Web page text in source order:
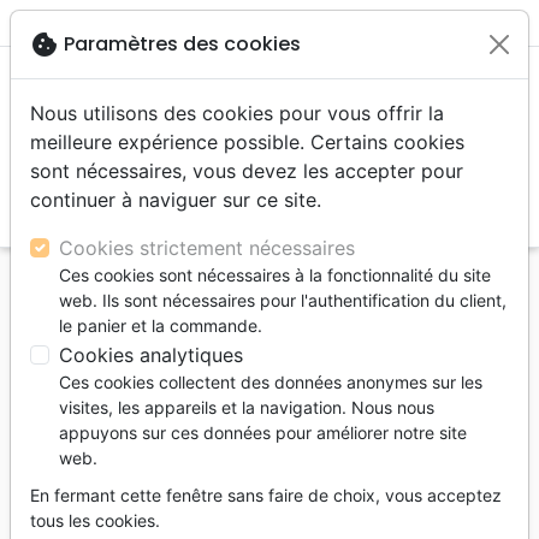
menu
Accueil Editeurs Christ Vous Appelle
Christ Vous Appelle
Liste des produits de l'éditeur
Filtrertune
Eschatologie, au-delà Edification
cookie Paramètres des cookies
Nous utilisons des cookies pour vous offrir la
meilleure expérience possible. Certains cookies
sont nécessaires, vous devez les accepter pour
continuer à naviguer sur ce site.
Cookies strictement nécessaires
Ces cookies sont nécessaires à la fonctionnalité du site
web. Ils sont nécessaires pour l'authentification du client,
le panier et la commande.
Cookies analytiques
Ces cookies collectent des données anonymes sur les
visites, les appareils et la navigation. Nous nous
appuyons sur ces données pour améliorer notre site
web.
En fermant cette fenêtre sans faire de choix, vous acceptez
tous les cookies.